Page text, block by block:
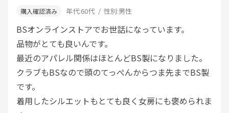
年代:60代 性別:男性
BSオンラインストアでお世話になっています。
品物がとても良いんです。
最近のアパレル関係はほとんどBS製になりました。
クラブもBSなので頭のてっぺんからつま先までBS製
です。
着用したシルエットもとても良く女房にも褒められま